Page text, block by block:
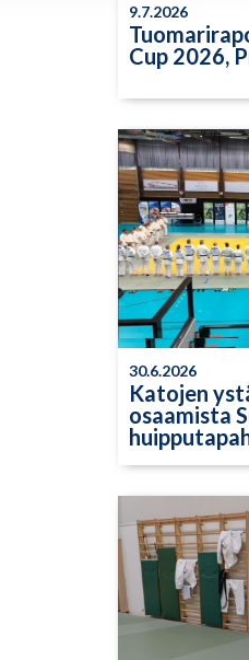
9.7.2026
Cup 2026,
30.6.2026
Katojen
osaamista